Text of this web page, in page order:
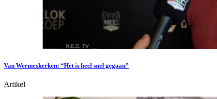
Van Wermeskerken: “Het is heel snel gegaan”
Artikel